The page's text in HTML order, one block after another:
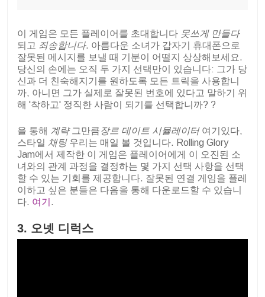
이 게임은 모든 플레이어를 초대합니다 못쓰게 만들다
되고 죄송합니다. 아름다운 소녀가 갑자기 휴대폰으로
잘못된 메시지를 보낼 때 기분이 어떨지 상상해보세요.
당신의 손에는 오직 두 가지 선택만이 있습니다: 그가 당
신과 더 친숙해지기를 원하도록 모든 트릭을 사용합니
까, 아니면 그가 실제로 잘못된 번호에 있다고 말하기 위
해 '착하고' 정직한 사람이 되기를 선택합니까? ?
을 통해 계략그만큼장르 데이트 시뮬레이터 여기있다,
스타일 채팅 우리는 매일 볼 것입니다. Rolling Glory
Jam에서 제작한 이 게임은 플레이어에게 이 오진된 소
녀와의 관계 과정을 결정하는 몇 가지 선택 사항을 선택
할 수 있는 기회를 제공합니다. 잘못된 연결 게임을 플레
이하고 싶은 분들은 다음을 통해 다운로드할 수 있습니
다. 여기 .
3. 오넷 디럭스